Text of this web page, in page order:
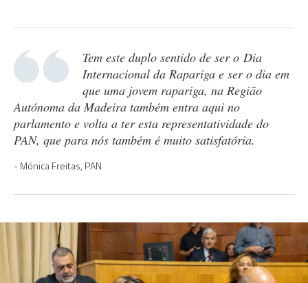
Tem este duplo sentido de ser o Dia
Internacional da Rapariga e ser o dia em
que uma jovem rapariga, na Região
Autónoma da Madeira também entra aqui no
parlamento e volta a ter esta representatividade do
PAN, que para nós também é muito satisfatória.
Mónica Freitas, PAN